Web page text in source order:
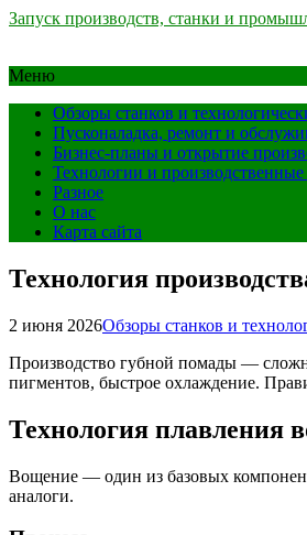
Запуск производств, станки и
Меню
Обзоры станков и
Пусконаладка, ремонт и
Бизнес-планы и открытие
Технологии и
Разное
О нас
Карта сайта
Технология
2 июня 2026Обзоры станков и
Производство губной помады —
пигментов, быстрое охлаждение.
Технология плавления
Вощение — один из базовых
аналоги.